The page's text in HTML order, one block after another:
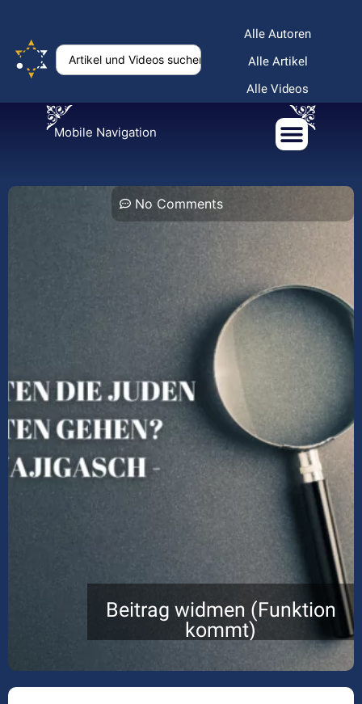
Alle Autoren
Alle Artikel
Alle Videos
Mobile Navigation
No Comments
Beitrag widmen (Funktion
kommt)